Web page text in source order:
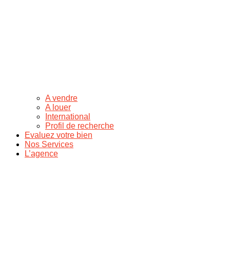
A vendre
A louer
International
Profil de recherche
Evaluez votre bien
Nos Services
L’agence